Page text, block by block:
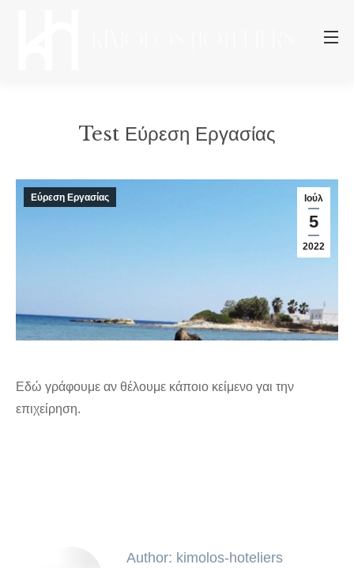
Test Εύρεση Εργασίας
Ιούλ
5
2022
Εύρεση Εργασίας
Εδώ γράφουμε αν θέλουμε κάποιο κείμενο γαι την
επιχείρηση.
Author: kimolos-hoteliers